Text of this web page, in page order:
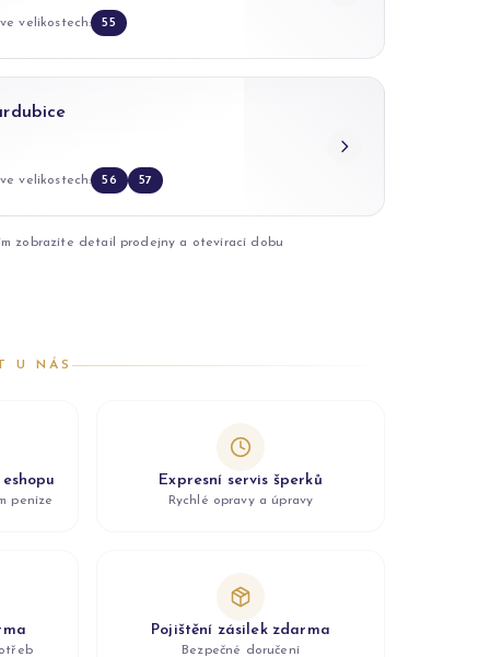
velikostech: 55
velikostech: 56 57
zobrazíte detail prodejny a otevírací dobu
U NÁS
peníze
Expresní servis šperků
Rychlé opravy a úpravy
Pojištění zásilek zdarma
Bezpečné doručení